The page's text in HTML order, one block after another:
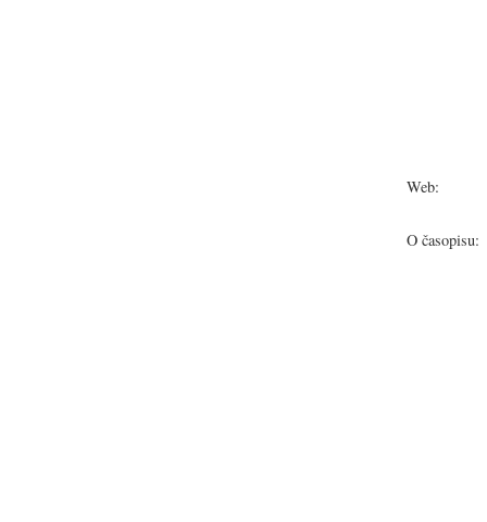
Web:
O časopisu: